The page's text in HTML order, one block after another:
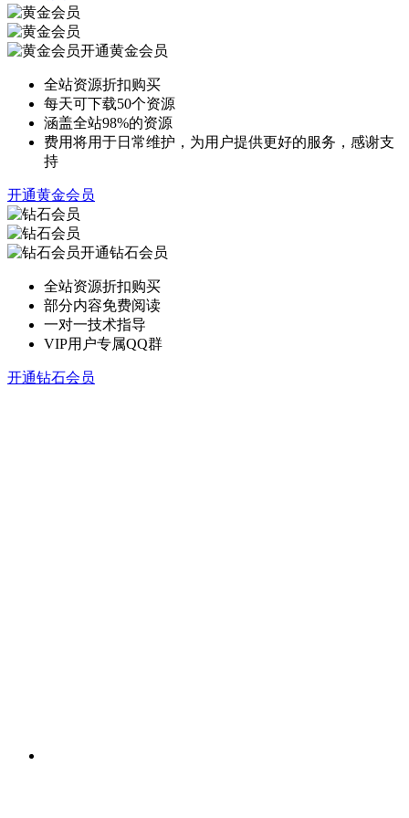
开通黄金会员
全站资源折扣购买
每天可下载50个资源
涵盖全站98%的资源
费用将用于日常维护，为用户提供更好的服务，感谢支
持
开通黄金会员
开通钻石会员
全站资源折扣购买
部分内容免费阅读
一对一技术指导
VIP用户专属QQ群
开通钻石会员